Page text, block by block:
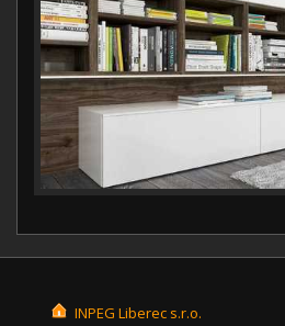
INPEG Liberec s.r.o.